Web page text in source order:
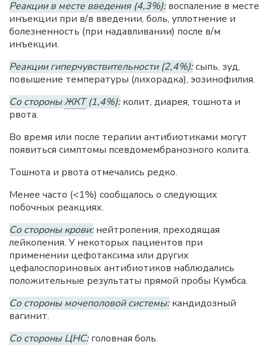
Реакции в месте введения (4,3%):воспаление в месте
инъекции при в/в введении, боль, уплотнение и
болезненность (при надавливании) после в/м
инъекции.
Реакции гиперчувствительности (2,4%):сыпь, зуд,
повышение температуры (лихорадка), эозинофилия.
Со стороныЖКТ(1,4%):колит, диарея, тошнота и
рвота.
Во время или после терапии антибиотиками могут
появиться симптомы псевдомембранозного колита.
Тошнота и рвота отмечались редко.
Менее часто (<1%) сообщалось о следующих
побочных реакциях.
Со стороны крови:нейтропения, преходящая
лейкопения. У некоторых пациентов при
применении цефотаксима или других
цефалоспориновых антибиотиков наблюдались
положительные результаты прямой пробы Кумбса.
Со стороны мочеполовой системы:кандидозный
вагинит.
Со стороны ЦНС:головная боль.